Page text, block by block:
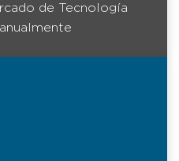
de Tecnología